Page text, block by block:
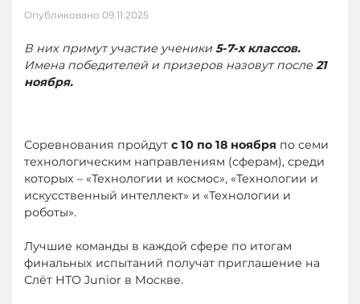
Опубликовано 09.11.2025
В них примут участие ученики 5-7-х классов.
Имена победителей и призеров назовут после 21
ноября.
Соревнования пройдут с 10 по 18 ноября по семи
технологическим направлениям (сферам), среди
которых – «Технологии и космос», «Технологии и
искусственный интеллект» и «Технологии и
роботы».
Лучшие команды в каждой сфере по итогам
финальных испытаний получат приглашение на
Слёт НТО Junior в Москве.